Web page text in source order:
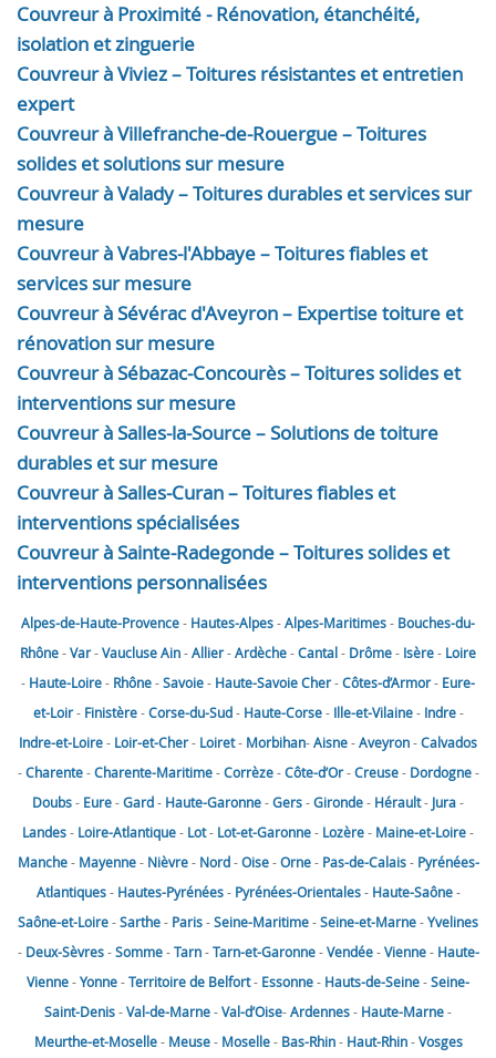
Couvreur à Proximité - Rénovation, étanchéité,
isolation et zinguerie
Couvreur à Viviez – Toitures résistantes et entretien
expert
Couvreur à Villefranche-de-Rouergue – Toitures
solides et solutions sur mesure
Couvreur à Valady – Toitures durables et services sur
mesure
Couvreur à Vabres-l'Abbaye – Toitures fiables et
services sur mesure
Couvreur à Sévérac d'Aveyron – Expertise toiture et
rénovation sur mesure
Couvreur à Sébazac-Concourès – Toitures solides et
interventions sur mesure
Couvreur à Salles-la-Source – Solutions de toiture
durables et sur mesure
Couvreur à Salles-Curan – Toitures fiables et
interventions spécialisées
Couvreur à Sainte-Radegonde – Toitures solides et
interventions personnalisées
Alpes-de-Haute-Provence- Hautes-Alpes-Alpes-Maritimes- Bouches-du-
Rhône-Var-VaucluseAin-Allier-Ardèche-Cantal- Drôme- Isère- Loire
- Haute-Loire- Rhône-Savoie- Haute-SavoieCher-Côtes-d’Armor- Eure-
et-Loir- Finistère-Corse-du-Sud- Haute-Corse- Ille-et-Vilaine- Indre-
Indre-et-Loire- Loir-et-Cher- Loiret- Morbihan-Aisne-Aveyron-Calvados
-Charente-Charente-Maritime-Corrèze-Côte-d’Or-Creuse- Dordogne-
Doubs- Eure-Gard- Haute-Garonne-Gers-Gironde- Hérault- Jura-
Landes- Loire-Atlantique- Lot- Lot-et-Garonne- Lozère- Maine-et-Loire-
Manche- Mayenne- Nièvre- Nord-Oise-Orne- Pas-de-Calais- Pyrénées-
Atlantiques- Hautes-Pyrénées- Pyrénées-Orientales- Haute-Saône-
Saône-et-Loire-Sarthe- Paris-Seine-Maritime-Seine-et-Marne-Yvelines
- Deux-Sèvres-Somme-Tarn-Tarn-et-Garonne-Vendée-Vienne- Haute-
Vienne-Yonne-Territoire de Belfort- Essonne- Hauts-de-Seine-Seine-
Saint-Denis-Val-de-Marne-Val-d’Oise-Ardennes- Haute-Marne-
Meurthe-et-Moselle- Meuse- Moselle- Bas-Rhin- Haut-Rhin-Vosges